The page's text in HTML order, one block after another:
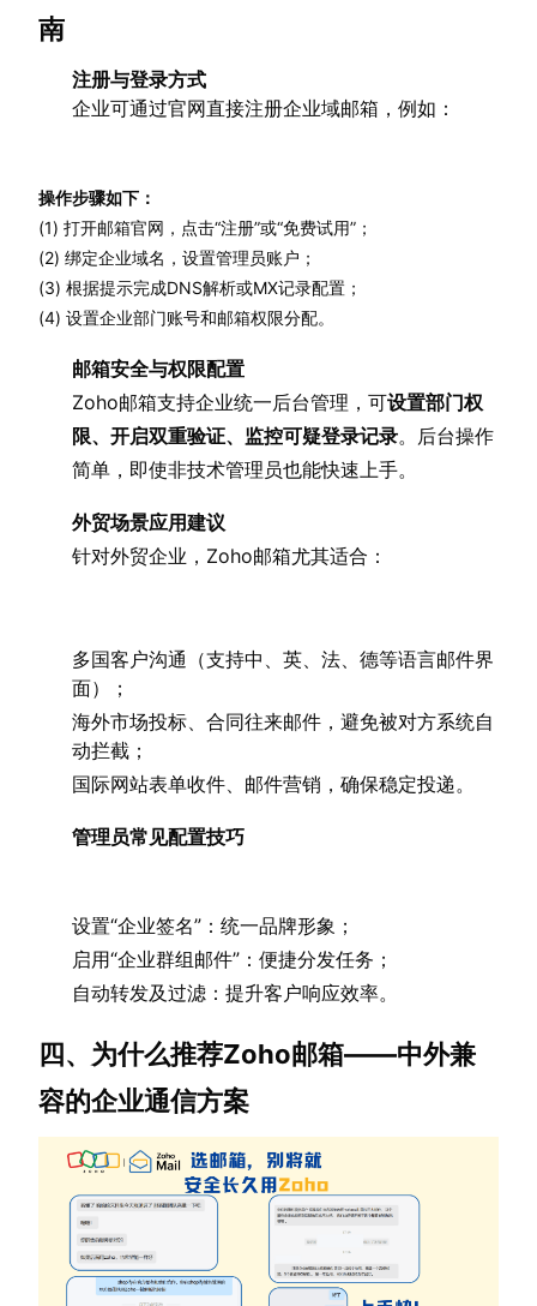
南
注册与登录方式
企业可通过官网直接注册企业域邮箱，例如：
操作步骤如下：
(1) 打开邮箱官网，点击“注册”或“免费试用”；
(2) 绑定企业域名，设置管理员账户；
(3) 根据提示完成DNS解析或MX记录配置；
(4) 设置企业部门账号和邮箱权限分配。
邮箱安全与权限配置
Zoho邮箱支持企业统一后台管理，可设置部门权
限、开启双重验证、监控可疑登录记录。后台操作
简单，即使非技术管理员也能快速上手。
外贸场景应用建议
针对外贸企业，Zoho邮箱尤其适合：
多国客户沟通（支持中、英、法、德等语言邮件界
面）；
海外市场投标、合同往来邮件，避免被对方系统自
动拦截；
国际网站表单收件、邮件营销，确保稳定投递。
管理员常见配置技巧
设置“企业签名”：统一品牌形象；
启用“企业群组邮件”：便捷分发任务；
自动转发及过滤：提升客户响应效率。
四、为什么推荐Zoho邮箱——中外兼
容的企业通信方案